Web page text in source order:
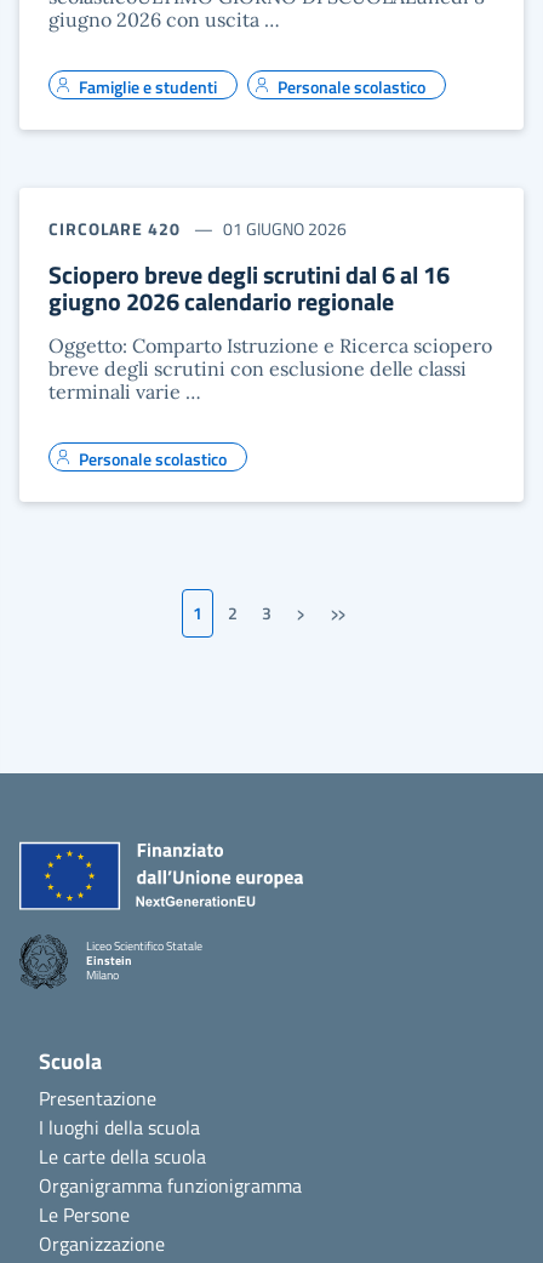
giugno 2026 con uscita …
Famiglie e studenti Personale scolastico
CIRCOLARE 420 01 GIUGNO 2026
Sciopero breve degli scrutini dal 6 al 16
giugno 2026 calendario regionale
Oggetto: Comparto Istruzione e Ricerca sciopero
breve degli scrutini con esclusione delle classi
terminali varie …
Personale scolastico
1 2 3 Pagina successiva
› Ultima pagina
»
Liceo Scientifico Statale
Einstein
Milano
Scuola
Presentazione
I luoghi della scuola
Le carte della scuola
Organigramma funzionigramma
Le Persone
Organizzazione